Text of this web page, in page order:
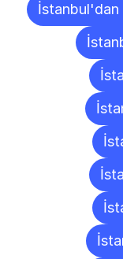
İstanbul'dan